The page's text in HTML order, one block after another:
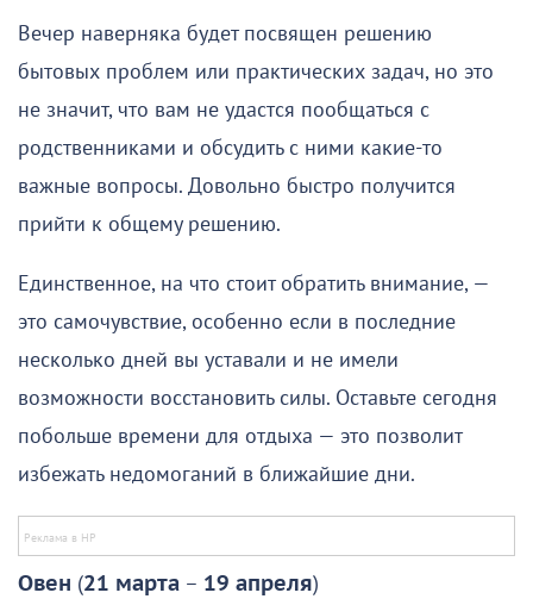
Вечер наверняка будет посвящен решению
бытовых проблем или практических задач, но это
не значит, что вам не удастся пообщаться с
родственниками и обсудить с ними какие-то
важные вопросы. Довольно быстро получится
прийти к общему решению.
Единственное, на что стоит обратить внимание, —
это самочувствие, особенно если в последние
несколько дней вы уставали и не имели
возможности восстановить силы. Оставьте сегодня
побольше времени для отдыха — это позволит
избежать недомоганий в ближайшие дни.
Овен (21 марта – 19 апреля)